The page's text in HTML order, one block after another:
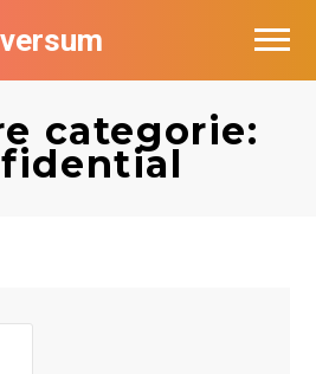
categorie:
Hilversum
in Hilversum